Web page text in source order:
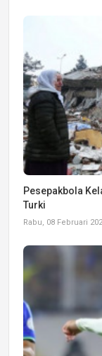
Pesepakbola
Turki
Rabu, 08 Februari